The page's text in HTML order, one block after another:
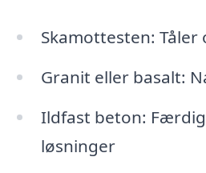
Skamottesten: Tåler
Granit eller basalt:
Ildfast beton:
løsninger